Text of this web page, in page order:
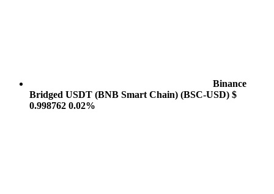
Binance
Bridged USDT (BNB Smart Chain) (BSC-USD) $
0.998762 0.02%